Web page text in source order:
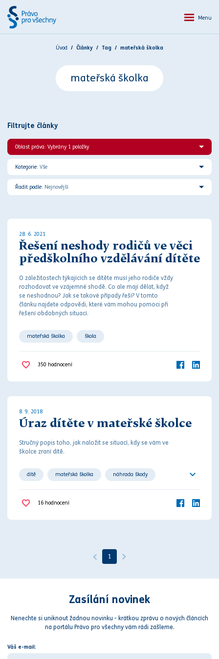
Menu
Úvod Články Tag mateřská školka
mateřská školka
Filtrujte články
Oblast práva: Vybrány 1 položky
Kategorie: Vše
Řadit podle: Nejnovější
28. 6. 2021
Řešení neshody rodičů ve věci
předškolního vzdělávání dítěte
O záležitostech týkajících se dítěte musí jeho rodiče vždy
rozhodovat ve vzájemné shodě. Co ale mají dělat, když
se neshodnou? Jak se takové případy řeší? V tomto
článku najdete odpovědi, které vám mohou pomoci při
řešení obdobných situací.
mateřská školka škola
350 hodnocení
8. 9. 2018
Úraz dítěte v mateřské školce
Stručný popis toho, jak naložit se situací, kdy se vám ve
školce zraní dítě.
dítě mateřská školka náhrada škody
náhrada újmy odpovědnost
soudní řízení
16 hodnocení
1
Zasílání novinek
Nenechte si uniknout žadnou novinku - krátkou zprávu o nových článcích
na portálu Právo pro všechny vám rádi zašleme.
Váš e-mail: